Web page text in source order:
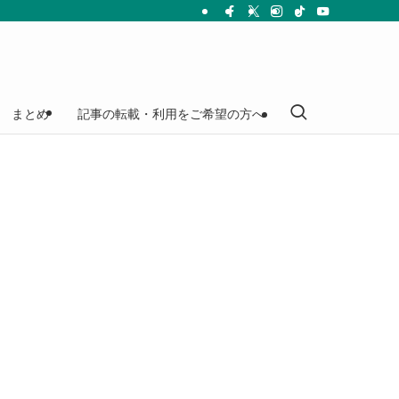
まとめ 記事の転載・利用をご希望の方へ